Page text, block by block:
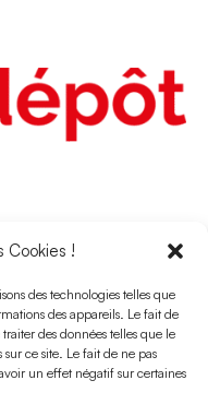
Cookies !
des technologies telles que
des appareils. Le fait de
des données telles que le
ce site. Le fait de ne pas
un effet négatif sur certaines